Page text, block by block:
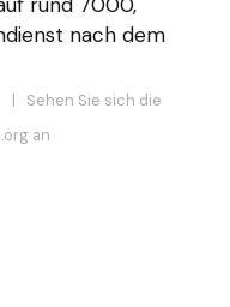
nach dem
| Sehen Sie sich die
an